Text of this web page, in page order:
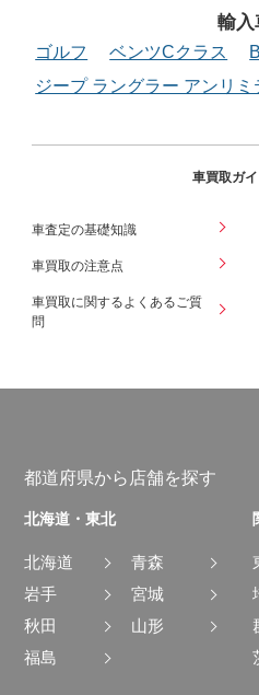
輸入
ゴルフ ベンツCクラス
ジープ ラングラー アンリミ
車買取ガ
車査定の基礎知識
車買取の注意点
車買取に関するよくあるご質
問
都道府県から店舗を探す
北海道・東北
北海道
青森
岩手
宮城
秋田
山形
福島